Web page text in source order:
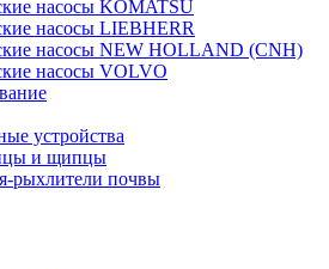
насосы KOMATSU
насосы LIEBHERR
насосы NEW HOLLAND (CNH)
насосы VOLVO
устройства
и щипцы
рыхлители почвы